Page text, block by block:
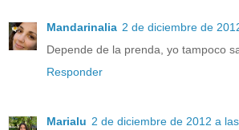
Mandarinalia 2 de diciembre de
Depende de la prenda, yo tampoco
Responder
Marialu 2 de diciembre de 2012 a